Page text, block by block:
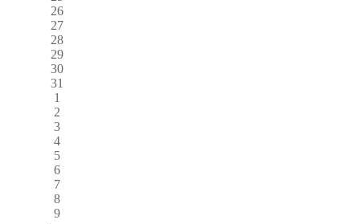
26
27
28
29
30
31
1
2
3
4
5
6
7
8
9